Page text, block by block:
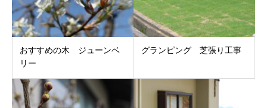
おすすめの木 ジューンベ
リー
グランピング 芝張り工事